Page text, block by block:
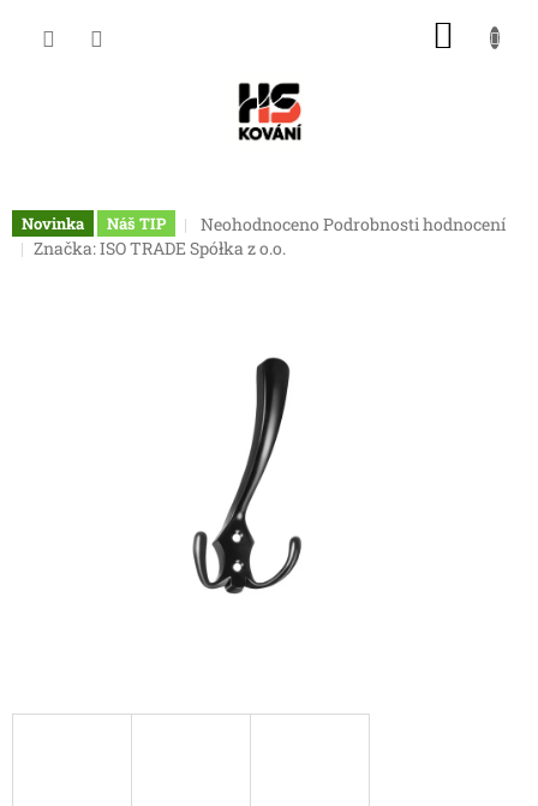
Novinka Náš TIP
Průměrné
hodnocení
hvězdiček.
Neohodnoceno Podrobnosti hodnocení
Značka:ISO TRADE Spółka z o.o.